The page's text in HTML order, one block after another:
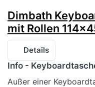
Dimbath
mit Rollen
Details
Info -
Außer einer